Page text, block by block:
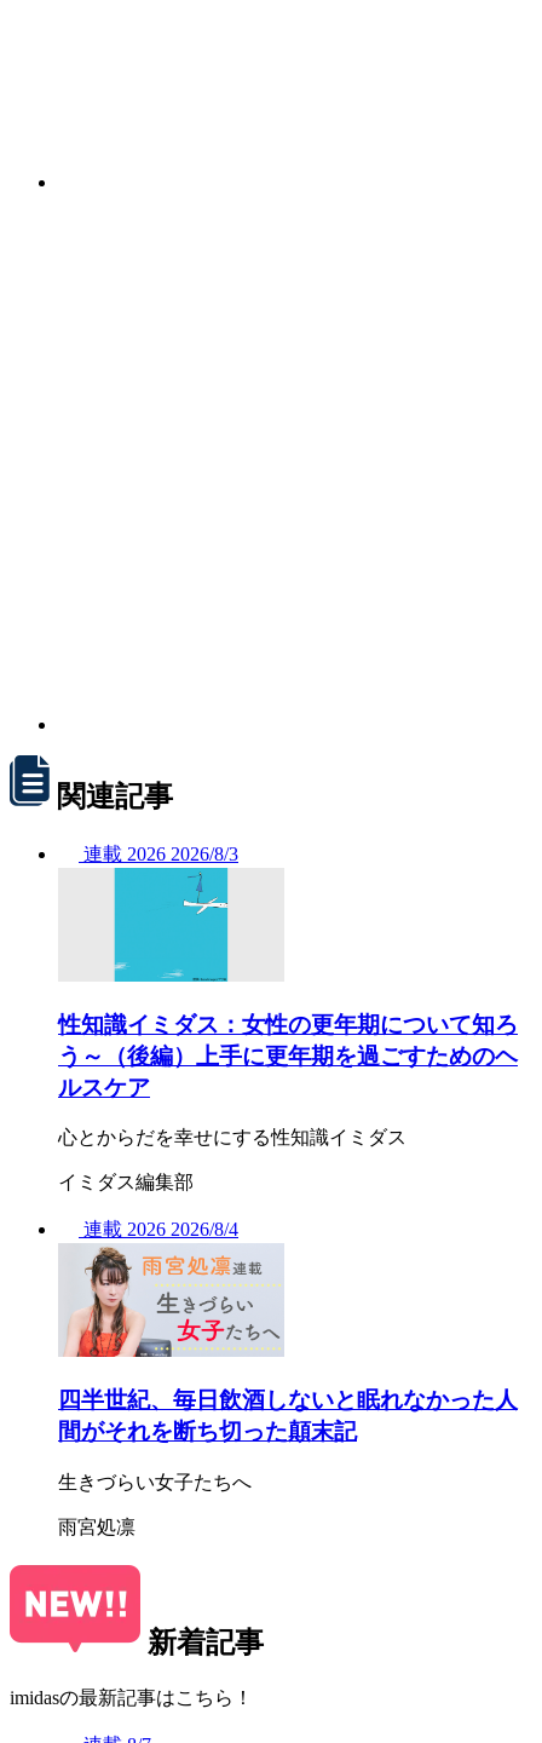
関連記事
連載 2026 2026/8/3
性知識イミダス：女性の更年期について知ろ
う～（後編）上手に更年期を過ごすためのヘ
ルスケア
心とからだを幸せにする性知識イミダス
イミダス編集部
連載 2026 2026/8/4
四半世紀、毎日飲酒しないと眠れなかった人
間がそれを断ち切った顛末記
生きづらい女子たちへ
雨宮処凛
新着記事
imidasの最新記事はこちら！